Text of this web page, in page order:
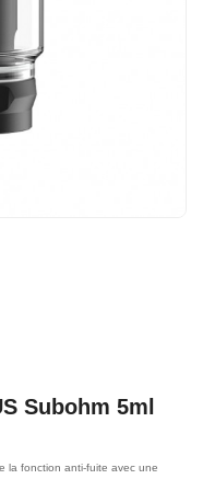
Subohm 5ml
la fonction anti-fuite avec une